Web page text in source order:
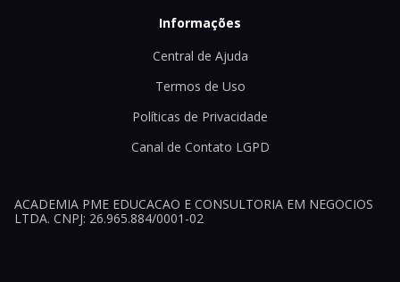
Informações
Central de Ajuda
Termos de Uso
Políticas de Privacidade
Canal de Contato LGPD
ACADEMIA PME EDUCACAO E CONSULTORIA EM NEGOCIOS
LTDA. CNPJ: 26.965.884/0001-02